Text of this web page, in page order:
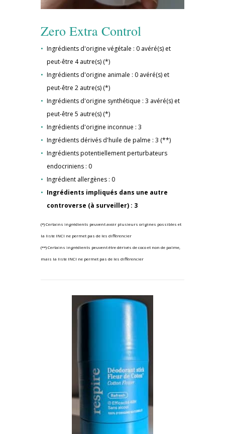
Zero Extra Control
Ingrédients d'origine végétale : 0 avéré(s) et
peut-être 4 autre(s) (*)
Ingrédients d'origine animale : 0 avéré(s) et
peut-être 2 autre(s) (*)
Ingrédients d'origine synthétique : 3 avéré(s) et
peut-être 5 autre(s) (*)
Ingrédients d'origine inconnue : 3
Ingrédients dérivés d'huile de palme : 3 (**)
Ingrédients potentiellement perturbateurs
endocriniens : 0
Ingrédient allergènes : 0
Ingrédients impliqués dans une autre
controverse (à surveiller) : 3
(*) Certains ingrédients peuvent avoir plusieurs origines possibles et
la liste INCI ne permet pas de les différencier
(**) Certains ingrédients peuvent être dérivés de coco et non de palme,
mais la liste INCI ne permet pas de les différencier